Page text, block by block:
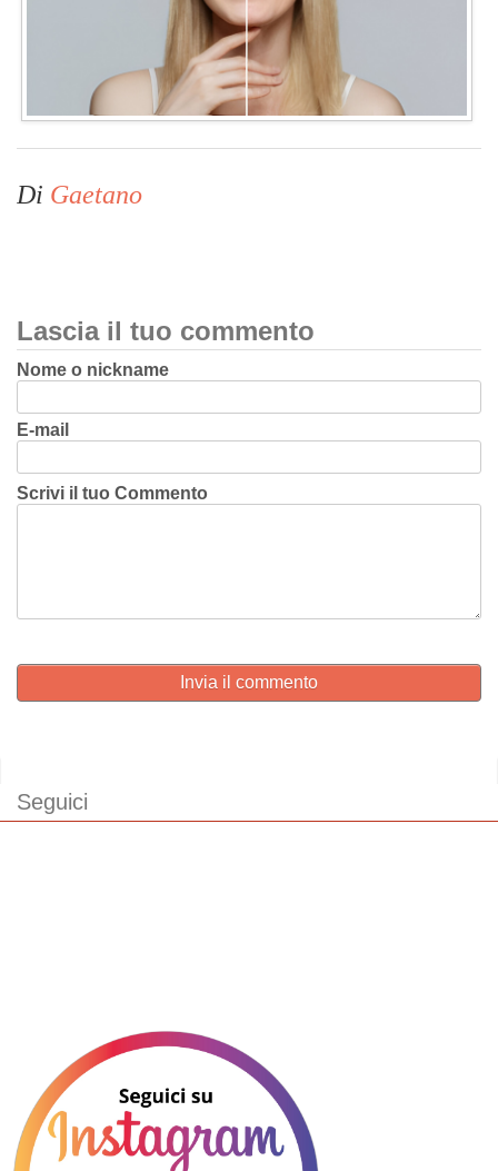
Di Gaetano
Lascia il tuo commento
Nome o nickname
E-mail
Scrivi il tuo Commento
Invia il commento
Seguici